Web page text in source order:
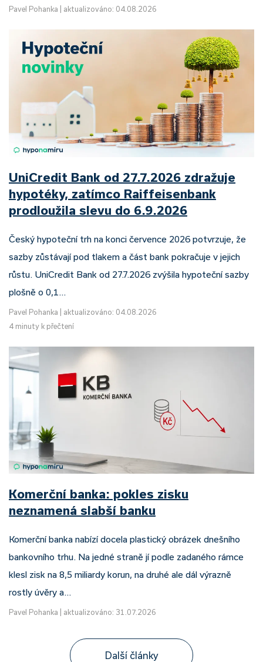
Pavel Pohanka aktualizováno: 04.08.2026
UniCredit Bank od 27.7.2026 zdražuje
hypotéky, zatímco Raiffeisenbank
prodloužila slevu do 6.9.2026
Český hypoteční trh na konci července 2026 potvrzuje, že
sazby zůstávají pod tlakem a část bank pokračuje v jejich
růstu. UniCredit Bank od 27.7.2026 zvýšila hypoteční sazby
plošně o 0,1…
Pavel Pohanka
aktualizováno: 04.08.2026
4 minuty k přečtení
Komerční banka: pokles zisku
neznamená slabší banku
Komerční banka nabízí docela plastický obrázek dnešního
bankovního trhu. Na jedné straně jí podle zadaného rámce
klesl zisk na 8,5 miliardy korun, na druhé ale dál výrazně
rostly úvěry a…
Pavel Pohanka aktualizováno: 31.07.2026
Další články